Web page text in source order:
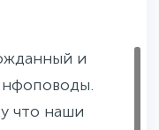
и
что наши